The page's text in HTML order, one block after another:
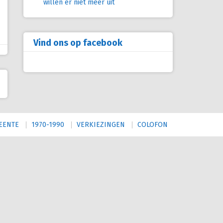
willen er niet meer uit
Vind ons op facebook
1970-1990 VERKIEZINGEN COLOFON